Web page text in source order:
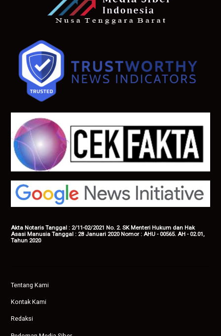
Akta Notaris Tanggal : 2/11-02/2021 No. 2. SK Menteri Hukum dan Hak
Asasi Manusia Tanggal : 28 Januari 2020 Nomor : AHU - 00565. AH - 02.01,
Tahun 2020
Tentang Kami
Kontak Kami
Redaksi